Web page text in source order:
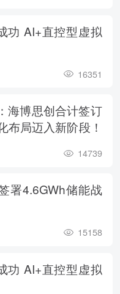
功 AI+直控型虚拟
16351
海博思创合计签订
布局迈入新阶段！
14739
署4.6GWh储能战
15158
功 AI+直控型虚拟